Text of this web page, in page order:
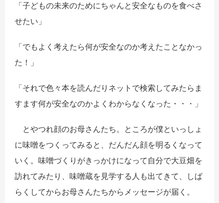
「子どもの未来のためにちゃんと安全なものを食べさ
せたい」
「でもよく考えたら何が安全なのか考えたことなかっ
た！」
「それで色々本を読んだりネットで検索してみたらま
すます何が安全なのかよくわからなくなった・・・」
とやつれ顔のお母さんたち。ところが僕といっしょ
に味噌をつくってみると、だんだん顔を明るくなって
いく。味噌づくりがきっかけになって自分で大豆畑を
訪れてみたり、味噌蔵を見学する人も出てきて、しば
らくしてからお母さんたちからメッセージが届く。